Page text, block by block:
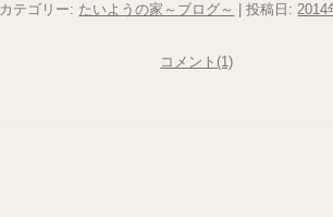
カテゴリー: たいようの家～ブログ～ | 投稿日:2014
コメント(1)